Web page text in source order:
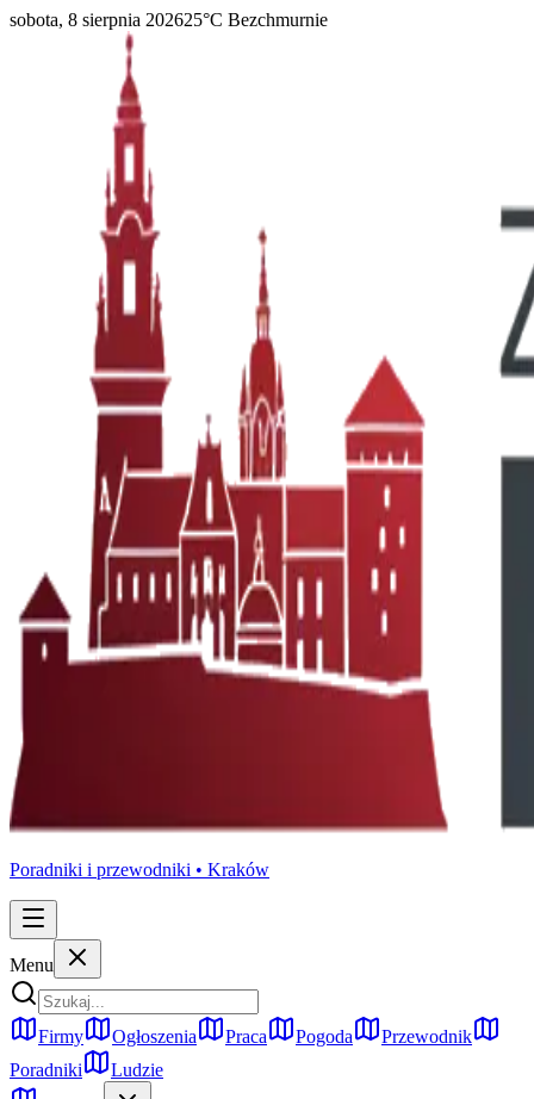
sobota, 8 sierpnia 202625°C Bezchmurnie
Poradniki i przewodniki • Kraków
Menu
Firmy Ogłoszenia Praca Pogoda
Przewodnik
Poradniki
Ludzie